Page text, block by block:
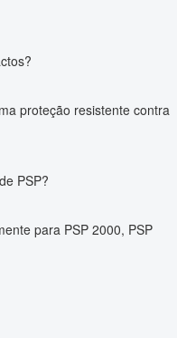
proteção resistente contra
PSP?
para PSP 2000, PSP